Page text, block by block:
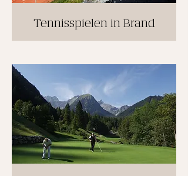
Tennisspielen in Brand